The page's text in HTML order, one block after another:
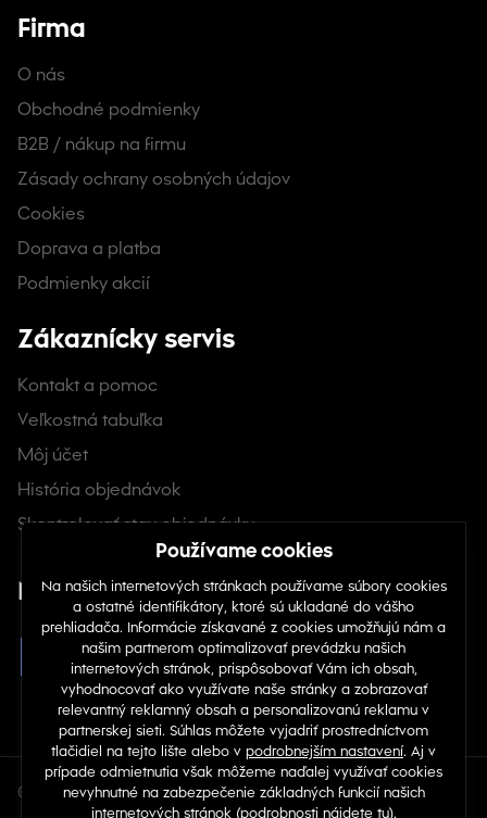
Firma
O nás
Obchodné podmienky
B2B / nákup na firmu
Zásady ochrany osobných údajov
Cookies
Doprava a platba
Podmienky akcií
Zákaznícky servis
Kontakt a pomoc
Veľkostná tabuľka
Môj účet
História objednávok
Skontrolovať stav objednávky
Nájdete nás na sociálnych sieťach
© Copyright 2026 TOP 1 IT Solutions, s.r.o.